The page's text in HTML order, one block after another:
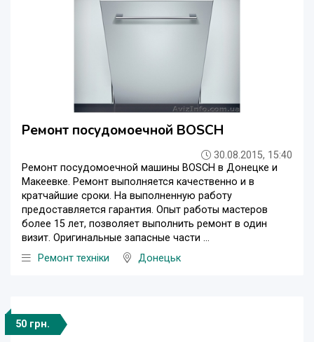
Ремонт посудомоечной BOSCH
30.08.2015, 15:40
Ремонт посудомоечной машины BOSCH в Донецке и
Макеевке. Ремонт выполняется качественно и в
кратчайшие сроки. На выполненную работу
предоставляется гарантия. Опыт работы мастеров
более 15 лет, позволяет выполнить ремонт в один
визит. Оригинальные запасные части ...
Ремонт техніки
Донецьк
50 грн.